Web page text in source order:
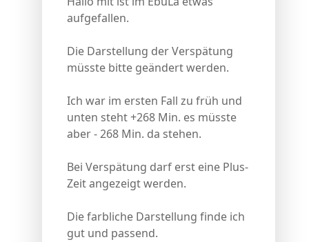
aufgefallen.
Die Darstellung der Verspätung
müsste bitte geändert werden.
Ich war im ersten Fall zu früh und
unten steht +268 Min. es müsste
aber - 268 Min. da stehen.
Bei Verspätung darf erst eine Plus-
Zeit angezeigt werden.
Die farbliche Darstellung finde ich
gut und passend.